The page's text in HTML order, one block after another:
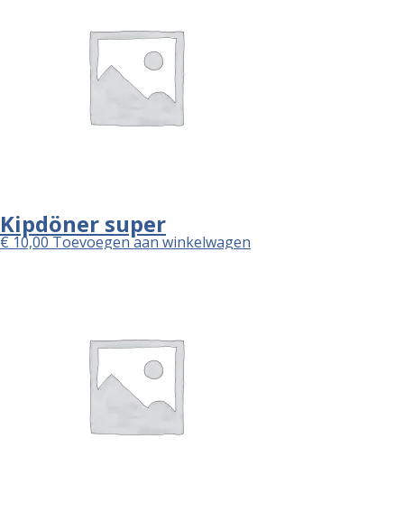
Kipdöner super
€10,00Toevoegen aan winkelwagen